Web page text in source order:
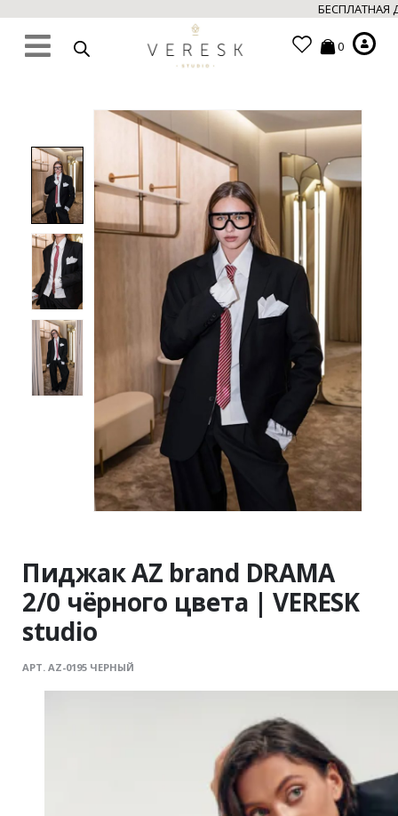
БЕСПЛАТНАЯ
0
Пиджак AZ brand DRAMA
2/0 чёрного цвета | VERESK
studio
АРТ. AZ-0195 ЧЕРНЫЙ
плеч, свободная посадка и контрастные манжеты с
необработанным краем создают эффект
стилизованного образа без лишних усилий.
Классический чёрный цвет усиливает графичность, а